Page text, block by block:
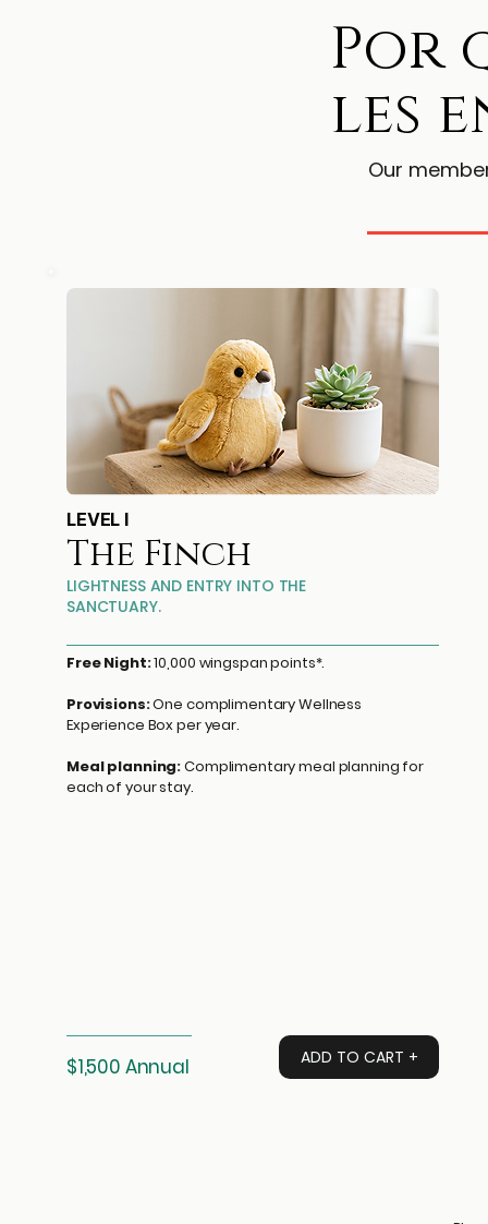
Por
les
Our
LEVEL I
The Finch
LIGHTNESS AND ENTRY INTO THE
SANCTUARY.
Free Night:10,000 wingspan points*.
Provisions:One complimentary Wellness
Experience Box per year.
Meal planning:Complimentary meal planning for
each of your stay.
$1,500 Annual ADD TO CART +